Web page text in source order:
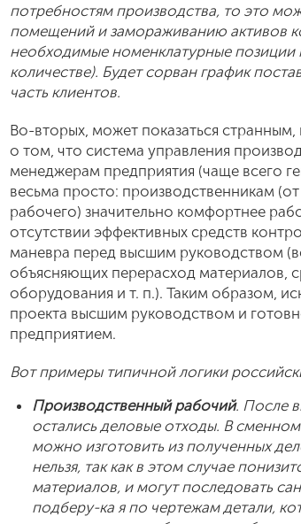
потребностям производства, то это
помещений и замораживанию активов
необходимые номенклатурные позиции
количестве). Будет сорван график
часть клиентов.
Во-вторых, может показаться странным,
о том, что система управления
менеджерам предприятия (чаще всего
весьма просто: производственникам
рабочего) значительно комфортнее
отсутствии эффективных средств
маневра перед высшим руководством
объясняющих перерасход материалов,
оборудования и т. п.). Таким образом,
проекта высшим руководством и
предприятием.
Вот примеры типичной логики
Производственный рабочий. После
остались деловые отходы. В
можно изготовить из полученных
нельзя, так как в этом случае
материалов, и могут последовать
подберу-ка я по чертежам детали,